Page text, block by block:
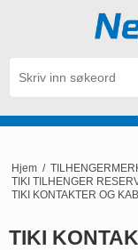
Hjem /
TIKI TILHENGER
TIKI KONTAKTER OG
TIKI